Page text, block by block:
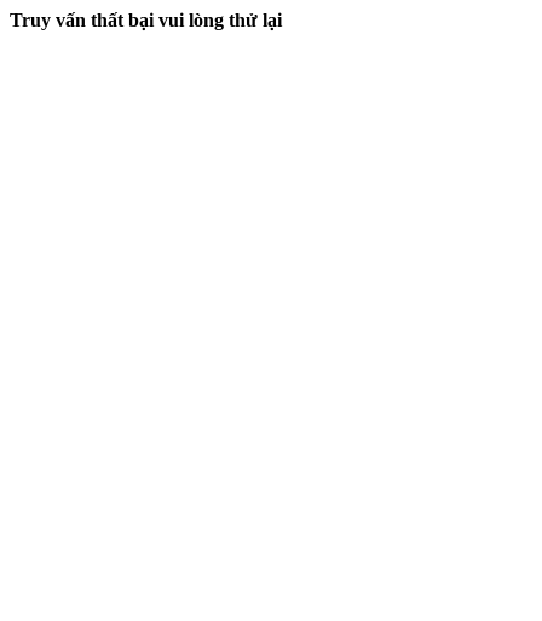
Truy vấn thất bại vui lòng thử lại